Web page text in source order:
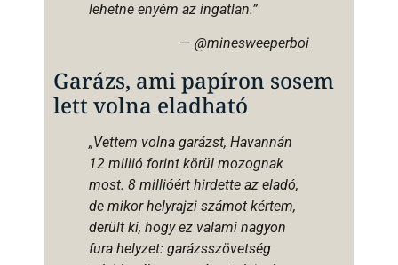
lehetne enyém az ingatlan.”
— @minesweeperboi
Garázs, ami papíron sosem
lett volna eladható
„Vettem volna garázst, Havannán
12 millió forint körül mozognak
most. 8 millióért hirdette az eladó,
de mikor helyrajzi számot kértem,
derült ki, hogy ez valami nagyon
fura helyzet: garázsszövetség